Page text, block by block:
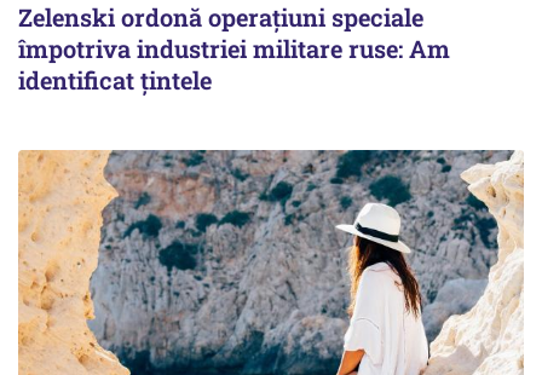
Zelenski ordonă operațiuni speciale
împotriva industriei militare ruse: Am
identificat țintele